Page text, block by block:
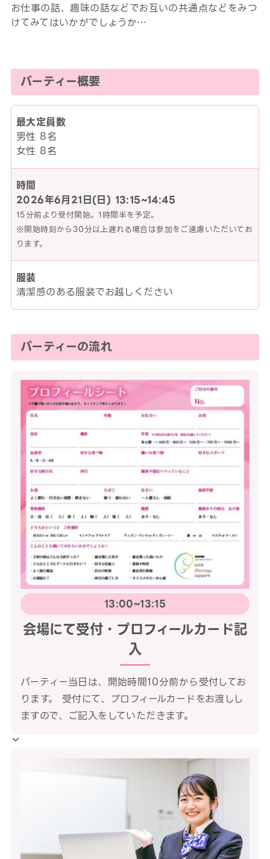
お仕事の話、趣味の話などでお互いの共通点などをみつ
けてみてはいかがでしょうか…
パーティー概要
最大定員数
男性 8名
女性 8名
時間
2026年6月21日(日) 13:15~14:45
15分前より受付開始。1時間半を予定。
※開始時刻から30分以上遅れる場合は参加をご遠慮いただいてお
ります。
服装
清潔感のある服装でお越しください
パーティーの流れ
13:00~13:15
会場にて受付・プロフィールカード記
入
パーティー当日は、開始時間10分前から受付してお
ります。 受付にて、プロフィールカードをお渡しし
ますので、ご記入をしていただきます。